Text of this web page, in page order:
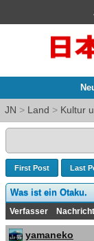
JN > Land > Kultur
First Post Last
Was ist ein Otaku.
Verfasser Nachricht
yamaneko